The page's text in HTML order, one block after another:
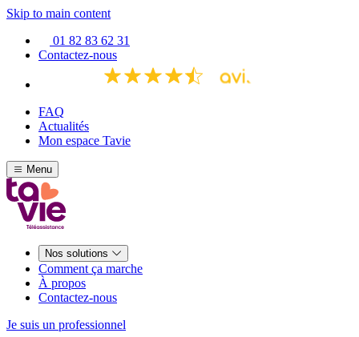
Skip to main content
01 82 83 62 31
Contactez-nous
FAQ
Actualités
Mon espace Tavie
Menu
Nos solutions
Comment ça marche
À propos
Contactez-nous
Je suis un professionnel